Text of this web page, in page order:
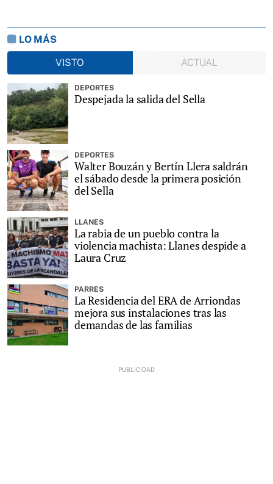
LO MÁS
VISTO
ACTUAL
DEPORTES
Despejada la salida del Sella
DEPORTES
Walter Bouzán y Bertín Llera saldrán
el sábado desde la primera posición
del Sella
LLANES
La rabia de un pueblo contra la
violencia machista: Llanes despide a
Laura Cruz
PARRES
La Residencia del ERA de Arriondas
mejora sus instalaciones tras las
demandas de las familias